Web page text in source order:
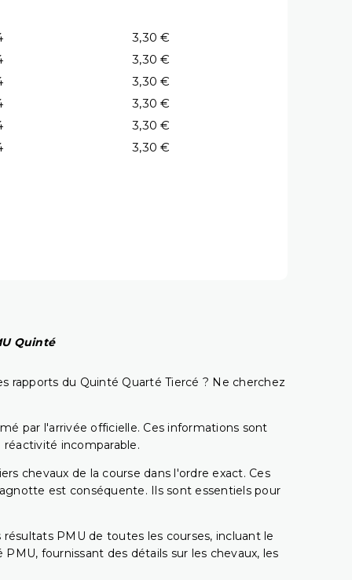
3,30 €
3,30 €
3,30 €
3,30 €
3,30 €
3,30 €
Quinté
rapports du Quinté Quarté Tiercé ? Ne cherchez
par l'arrivée officielle. Ces informations sont
incomparable.
chevaux de la course dans l'ordre exact. Ces
est conséquente. Ils sont essentiels pour
PMU de toutes les courses, incluant le
fournissant des détails sur les chevaux, les